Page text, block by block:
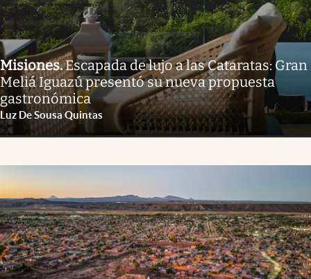
Misiones.Escapada de lujo a las Cataratas: Gran
Meliá Iguazú presentó su nueva propuesta
gastronómica
Luz De Sousa Quintas